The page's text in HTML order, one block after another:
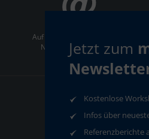
Auf dem Laufenden bleiben:
Newsletter abonnieren
AGB
Impressum
Jetzt zum
Kostenlose
Infos über
Referenzberichte